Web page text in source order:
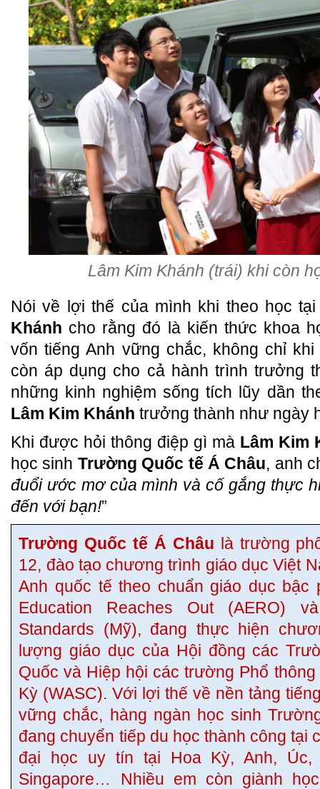
Lâm Kim Khánh (trái) khi còn
Nói về lợi thế của mình khi theo học
Khánh cho rằng đó là kiến thức khoa
vốn tiếng Anh vững chắc, không chỉ
còn áp dụng cho cả hành trình trưởng
những kinh nghiệm sống tích lũy dần
Lâm Kim Khánh trưởng thành như ngày
Khi được hỏi thông điệp gì mà Lâm Kim
học sinh Trường Quốc tế Á Châu, anh
đuổi ước mơ của mình và cố gắng thực
đến với bạn!”
Trường Quốc tế Á Châu là trường
12, đào tạo chương trình giáo dục Việt
Anh quốc tế theo chuẩn giáo dục bậc
Education Reaches Out (AERO)
Standards (Mỹ), đang thực hiện
lượng giáo dục của Hội đồng các
Quốc và Hiệp hội các trường Phổ
Kỳ (WASC). Với lợi thế về nền tảng
vững chắc, hàng ngàn học sinh
đang chuyển tiếp du học thành công tại
đại học uy tín tại Hoa Kỳ, Anh, Úc,
Singapore… Nhiều em còn giành